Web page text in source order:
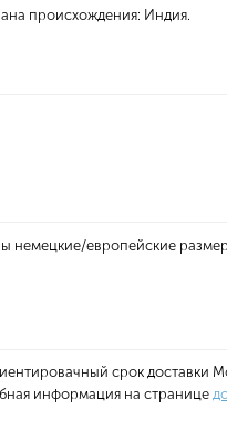
происхождения: Индия.
немецкие/европейские
срок доставки
информация на странице